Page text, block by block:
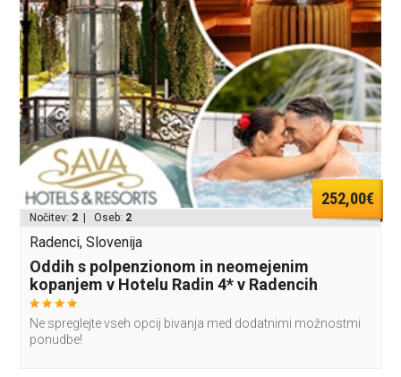
252,00€
Nočitev: 2 | Oseb: 2
Radenci, Slovenija
Oddih s polpenzionom in neomejenim
kopanjem v Hotelu Radin 4* v Radencih
Ne spreglejte vseh opcij bivanja med dodatnimi možnostmi
ponudbe!